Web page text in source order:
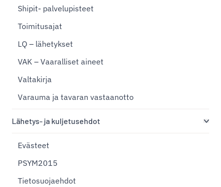
Shipit- palvelupisteet
Toimitusajat
LQ – lähetykset
VAK – Vaaralliset aineet
Valtakirja
Varauma ja tavaran vastaanotto
Lähetys- ja kuljetusehdot
Evästeet
PSYM2015
Tietosuojaehdot